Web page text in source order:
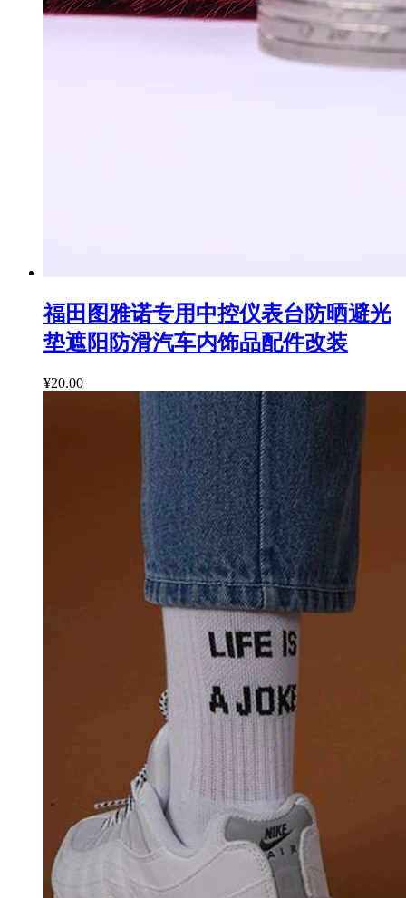
福田图雅诺专用中控仪表台防晒避光
垫遮阳防滑汽车内饰品配件改装
¥20.00